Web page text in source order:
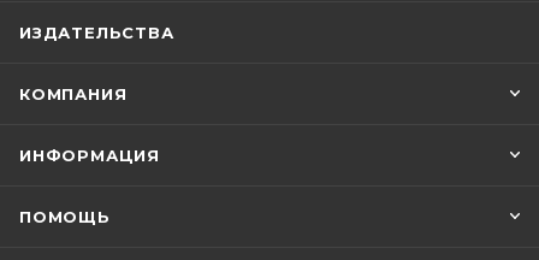
ИЗДАТЕЛЬСТВА
КОМПАНИЯ
ИНФОРМАЦИЯ
ПОМОЩЬ